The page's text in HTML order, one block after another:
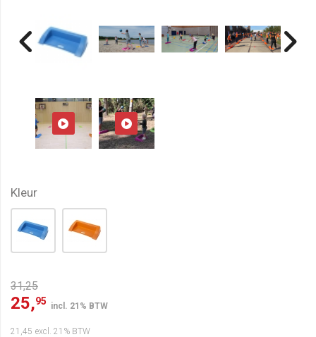
Kleur
31,25
25,95 incl. 21% BTW
21,45 excl. 21% BTW